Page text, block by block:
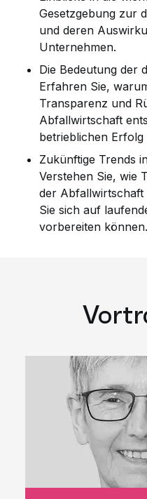
Gesetzgebung zur
und deren
Unternehmen.
Die Bedeutung der
Erfahren Sie,
Transparenz und
Abfallwirtschaft
betrieblichen Erfolg
Zukünftige Trends
Verstehen Sie, wie
der Abfallwirtschaft
Sie sich auf
vorbereiten können.